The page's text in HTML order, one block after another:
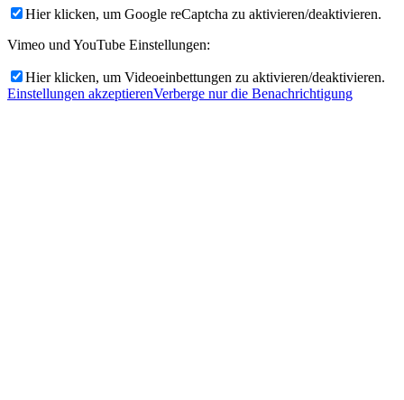
Hier klicken, um Google reCaptcha zu aktivieren/deaktivieren.
Vimeo und YouTube Einstellungen:
Hier klicken, um Videoeinbettungen zu aktivieren/deaktivieren.
Einstellungen akzeptierenVerberge nur die Benachrichtigung